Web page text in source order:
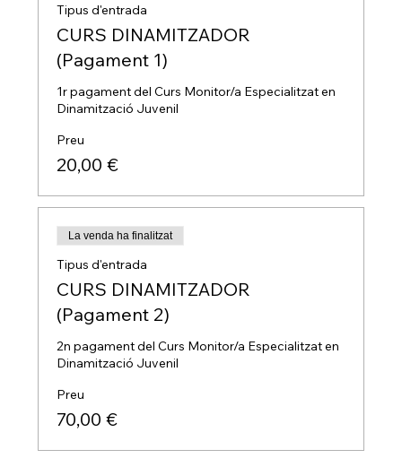
Tipus d'entrada
CURS DINAMITZADOR
(Pagament 1)
1r pagament del Curs Monitor/a Especialitzat en
Dinamització Juvenil
Preu
20,00 €
La venda ha finalitzat
Tipus d'entrada
CURS DINAMITZADOR
(Pagament 2)
2n pagament del Curs Monitor/a Especialitzat en
Dinamització Juvenil
Preu
70,00 €